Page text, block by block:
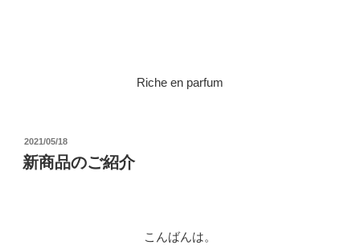
Riche en parfum
投
稿
日:
2021/05/18
新商品のご紹介
こんばんは。